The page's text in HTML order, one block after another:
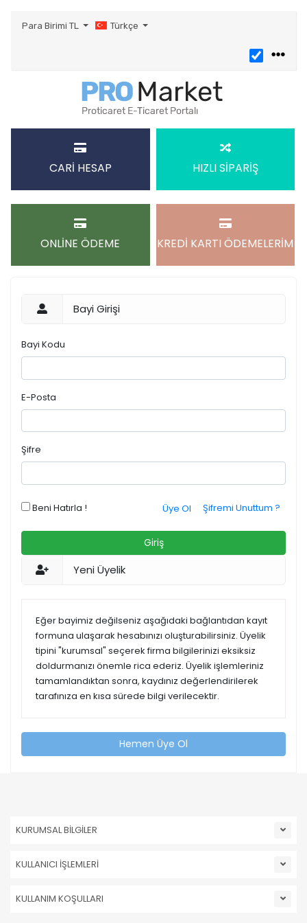
Para Birimi TL Türkçe
CARİ HESAP HIZLI SİPARİŞ
ONLİNE ÖDEME KREDİ KARTI ÖDEMELERİM
Bayi Girişi
Bayi Kodu
E-Posta
Şifre
Beni Hatırla ! Şifremi Unuttum ?
Üye Ol
Giriş
Yeni Üyelik
Eğer bayimiz değilseniz aşağıdaki bağlantıdan kayıt
formuna ulaşarak hesabınızı oluşturabilirsiniz. Üyelik
tipini "kurumsal" seçerek firma bilgilerinizi eksiksiz
doldurmanızı önemle rica ederiz. Üyelik işlemleriniz
tamamlandıktan sonra, kaydınız değerlendirilerek
tarafınıza en kısa sürede bilgi verilecektir.
Hemen Üye Ol
KURUMSAL BİLGİLER
KULLANICI İŞLEMLERİ
KULLANIM KOŞULLARI